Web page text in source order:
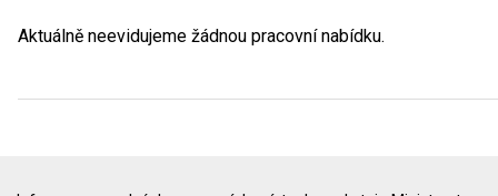
Aktuálně neevidujeme žádnou pracovní nabídku.